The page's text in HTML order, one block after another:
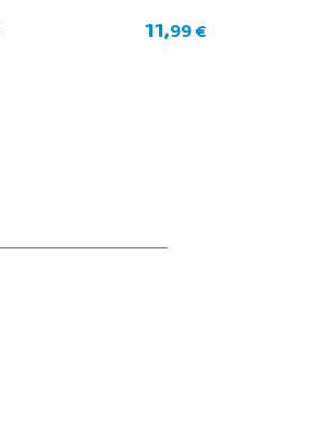
11,99 €